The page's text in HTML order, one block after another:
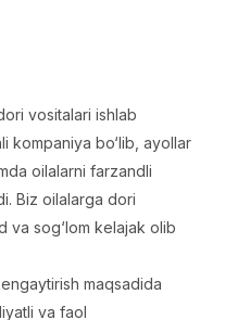
TOP
Новая
vositalari ishlab
kompaniya bo‘lib, ayollar
oilalarni farzandli
Biz oilalarga dori
va sog‘lom kelajak olib
maqsadida
va faol
Компании Профиль